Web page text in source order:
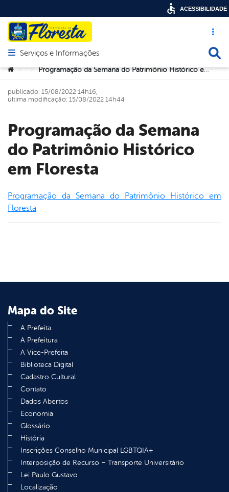
Acesso
Abrir menu principal de navegação
Serviços e Informações
Você está aqui:
> > Programação da Semana do Patrimônio Histórico em Floresta
Programação da Semana
do Patrimônio Histórico
em Floresta
publicado: 15/08/2022 14h16,
última modificação: 15/08/2022 14h44
Programação da Semana do Patrimônio Histórico em
Floresta
Mapa do Site
A Prefeita
A Prefeitura
A Vice-Prefeita
Biblioteca Digital
Cadastro Cultural
Contato
Dados Abertos
Economia
Glossário
História
Inscrições Conselho Municipal LGBTQIA+
Interposição de Recurso – Transporte Universitário
Lei Paulo Gustavo
Localização
ACESSIBILIDADE